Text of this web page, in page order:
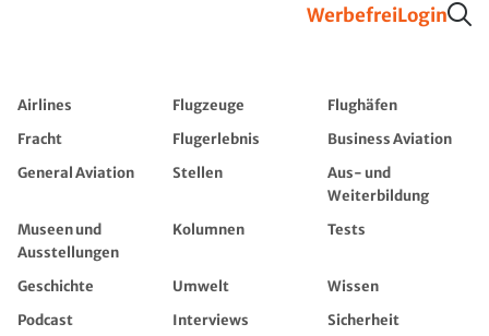
WerbefreiLogin
Airlines Flugzeuge
Flughäfen
Fracht
Flugerlebnis
Business Aviation
General Aviation
Stellen
Aus- und
Weiterbildung
Museen und
Ausstellungen
Kolumnen Tests
Geschichte Umwelt
Wissen
Podcast
Interviews
Sicherheit